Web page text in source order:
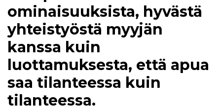
ominaisuuksista, hyvästä
yhteistyöstä myyjän
kanssa kuin
luottamuksesta, että apua
saa tilanteessa kuin
tilanteessa.